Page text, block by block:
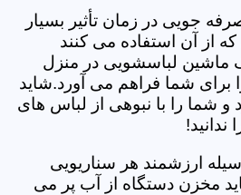
جویی در زمان تأثیر بسیار
از آن استفاده می کنند
ماشین لباسشویی در منزل
برای شما فراهم می آورد.شاید
و شما را با نبوهی از لباس های
ندانید!
ارزشمند هر سناریویی
مخزن دستگاه از آب پر می